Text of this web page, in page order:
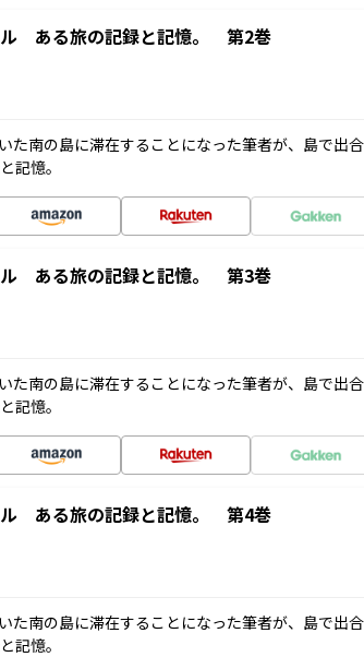
ル ある旅の記録と記憶。 第2巻
た南の島に滞在することになった筆者が、島で出
記憶。
ル ある旅の記録と記憶。 第3巻
た南の島に滞在することになった筆者が、島で出
記憶。
ル ある旅の記録と記憶。 第4巻
た南の島に滞在することになった筆者が、島で出
記憶。